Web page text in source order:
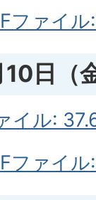
ファイ
日（
イル:
ファイ